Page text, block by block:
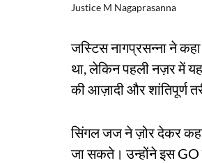
Justice M Nagaprasanna
जस्टिस नागप्रसन्ना ने
था, लेकिन पहली नज़र में
की आज़ादी और शांतिपूर्ण
सिंगल जज ने ज़ोर देकर कहा
जा सकते। उन्होंने इस GO